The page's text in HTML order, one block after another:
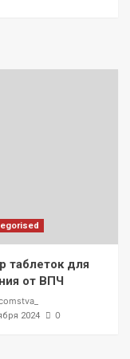
таблеток для
от ВПЧ
2024 0